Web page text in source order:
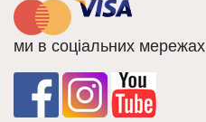
ми в соціальних мережах